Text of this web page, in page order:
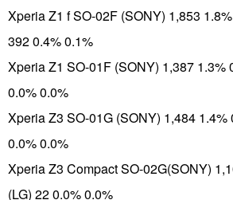
Xperia Z1 f SO-02F (SONY) 1,853
392 0.4% 0.1%
Xperia Z1 SO-01F (SONY) 1,387 1.3%
0.0% 0.0%
Xperia Z3 SO-01G (SONY) 1,484 1.4%
0.0% 0.0%
Xperia Z3 Compact SO-02G(SONY)
(LG) 22 0.0% 0.0%